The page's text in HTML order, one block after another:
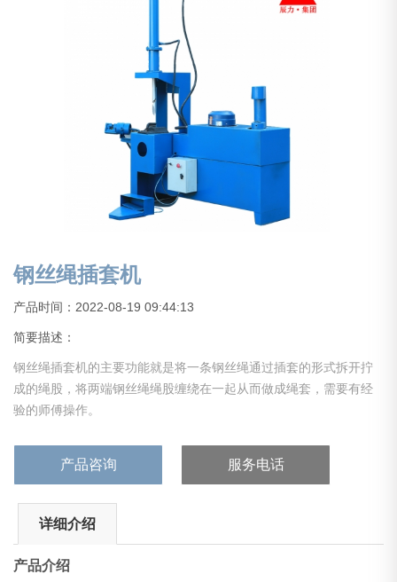
钢丝绳插套机
产品时间：2022-08-19 09:44:13
简要描述：
钢丝绳插套机的主要功能就是将一条钢丝绳通过插套的形式拆开拧
成的绳股，将两端钢丝绳绳股缠绕在一起从而做成绳套，需要有经
验的师傅操作。
产品咨询 服务电话
详细介绍
产品介绍